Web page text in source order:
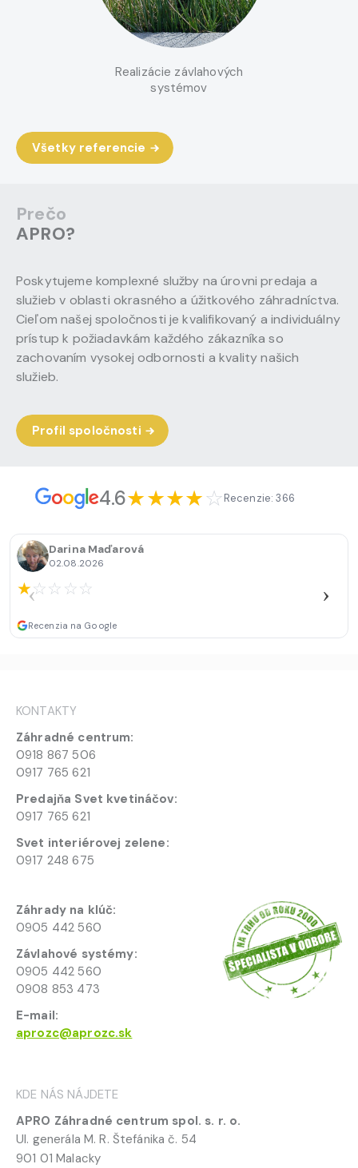
Realizácie závlahových
systémov
Všetky referencie
Prečo
APRO?
Poskytujeme komplexné služby na úrovni predaja a
služieb v oblasti okrasného a úžitkového záhradníctva.
Cieľom našej spoločnosti je kvalifikovaný a individuálny
prístup k požiadavkám každého zákazníka so
zachovaním vysokej odbornosti a kvality našich
služieb.
Profil spoločnosti
4.6★★★★☆Recenzie: 366
Darina Maďarová
02.08.2026
★☆ ☆ ☆ ☆
Recenzia na Google
KONTAKTY
Záhradné centrum:
0918 867 506
0917 765 621
Predajňa Svet kvetináčov:
0917 765 621
Svet interiérovej zelene:
0917 248 675
Záhrady na klúč:
0905 442 560
Závlahové systémy:
0905 442 560
0908 853 473
E-mail:
aprozc@aprozc.sk
KDE NÁS NÁJDETE
APRO Záhradné centrum spol. s. r. o.
Ul. generála M. R. Štefánika č. 54
901 01 Malacky